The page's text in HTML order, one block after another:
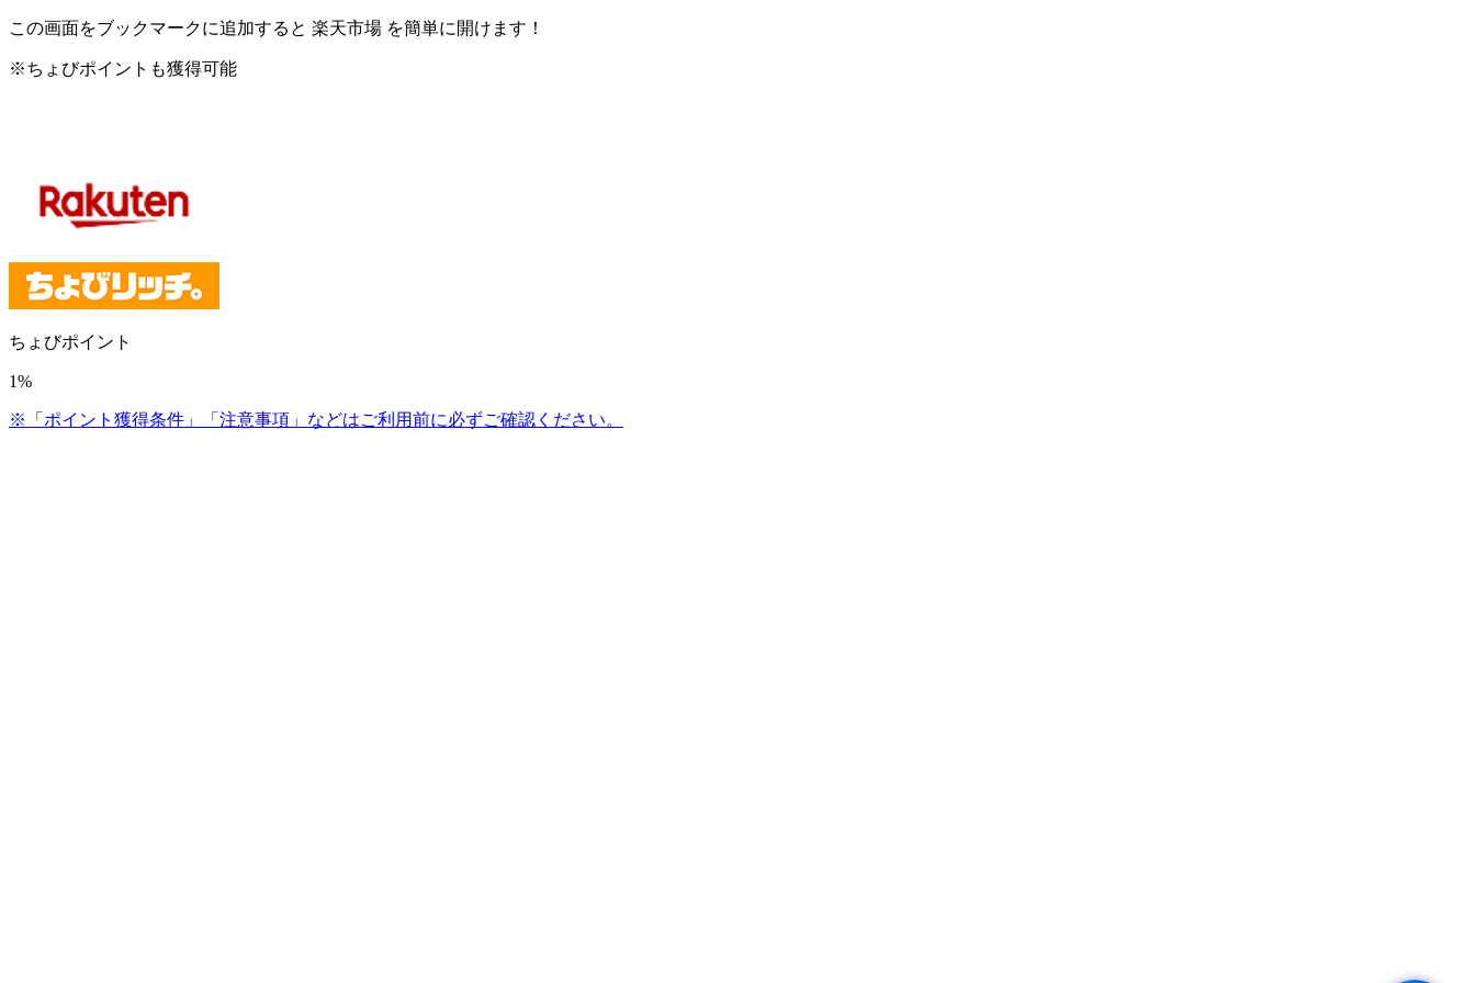
この画面をブックマークに追加すると 楽天市場 を簡単に開けます！
※ちょびポイントも獲得可能
ちょびポイント
1%
※「ポイント獲得条件」「注意事項」などはご利用前に必ずご確認ください。